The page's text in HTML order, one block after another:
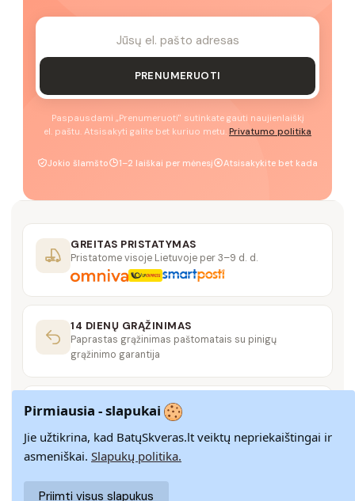
PRENUMERUOTI
Paspausdami „Prenumeruoti" sutinkate gauti naujienlaiškį
el. paštu. Atsisakyti galite bet kuriuo metu. Privatumo politika
Jokio šlamšto 1–2 laiškai per mėnesį Atsisakykite bet kada
GREITAS PRISTATYMAS
Pristatome visoje Lietuvoje per 3–9 d. d.
14 DIENŲ GRĄŽINIMAS
Paprastas grąžinimas paštomatais su pinigų
grąžinimo garantija
SAUGUS MOKĖJIMAS
SSL šifravimas užtikrina aukščiausią jūsų duomenų
saugumo lygį
Pirmiausia - slapukai
Jie užtikrina, kad BatųSkveras.lt veiktų nepriekaištingai ir
asmeniškai. Slapukų politika.
Priimti visus slapukus